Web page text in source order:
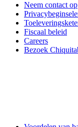
Neem contact op
Fiscaal beleid
Careers
Bezoek